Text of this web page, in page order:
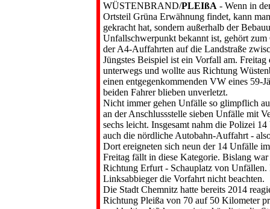
WÜSTENBRAND/PLEIßA - Wenn in
Ortsteil Grüna Erwähnung findet, kann
gekracht hat, sondern außerhalb der
Unfallschwerpunkt bekannt ist, ge­hört
der A4-Auffahrten auf die Landstraße
Jüngstes Beispiel ist ein Vorfall am.
unterwegs und wollte aus Richtung
einen entgegenkom­menden VW eines 59-
beiden Fahrer blie­ben unverletzt.
Nicht immer gehen Unfälle so glimpflich
an der Anschlussstelle sieben Unfälle mit
sechs leicht. Insge­samt nahm die Polizei
auch die nördliche Autobahn-Auffahrt -
Dort ereigneten sich neun der 14 Unfälle
Freitag fällt in diese Kategorie. Bislang
Richtung Erfurt - Schauplatz von
Linksabbieger die Vorfahrt nicht be­achten.
Die Stadt Chemnitz hatte bereits 2014
Richtung Pleißa von 70 auf 50 Kilometer